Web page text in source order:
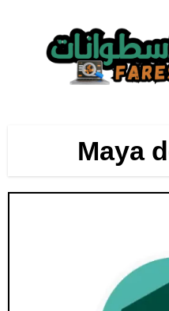
Maya